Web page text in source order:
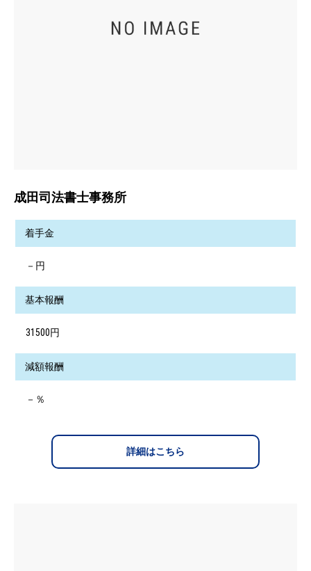
成田司法書士事務所
着手金
－円
基本報酬
31500円
減額報酬
－％
詳細はこちら